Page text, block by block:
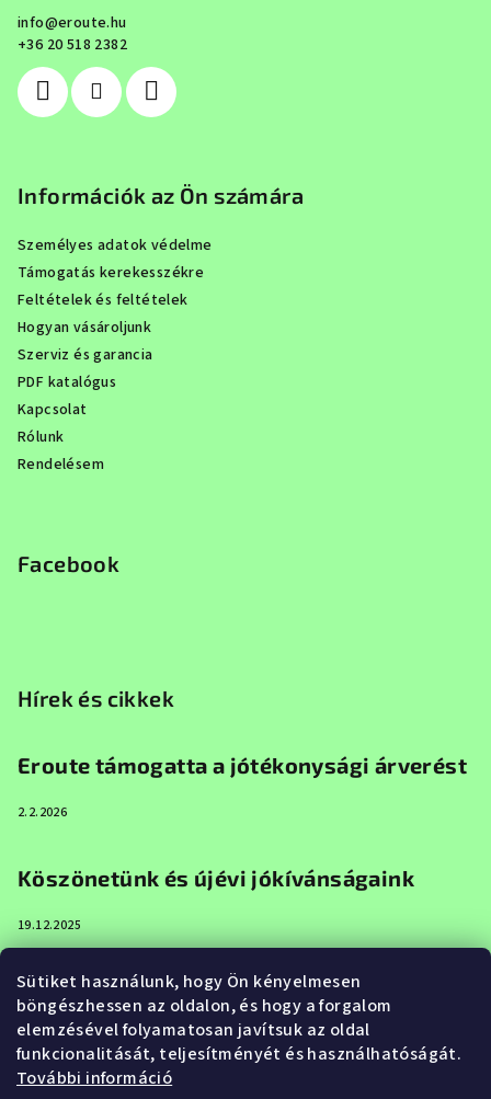
Sütiket használunk, hogy Ön kényelmesen
böngészhessen az oldalon, és hogy a forgalom
elemzésével folyamatosan javítsuk az oldal
funkcionalitását, teljesítményét és használhatóságát.
További információ
info@eroute.hu
+36 20 518 2382
Információk az Ön számára
Személyes adatok védelme
Támogatás kerekesszékre
Feltételek és feltételek
Hogyan vásároljunk
Szerviz és garancia
PDF katalógus
Kapcsolat
Rólunk
Rendelésem
Facebook
Hírek és cikkek
Eroute támogatta a jótékonysági árverést
2.2.2026
Köszönetünk és újévi jókívánságaink
19.12.2025
Boldog karácsonyt és boldog új évet az
Eroute-tól
20.12.2024